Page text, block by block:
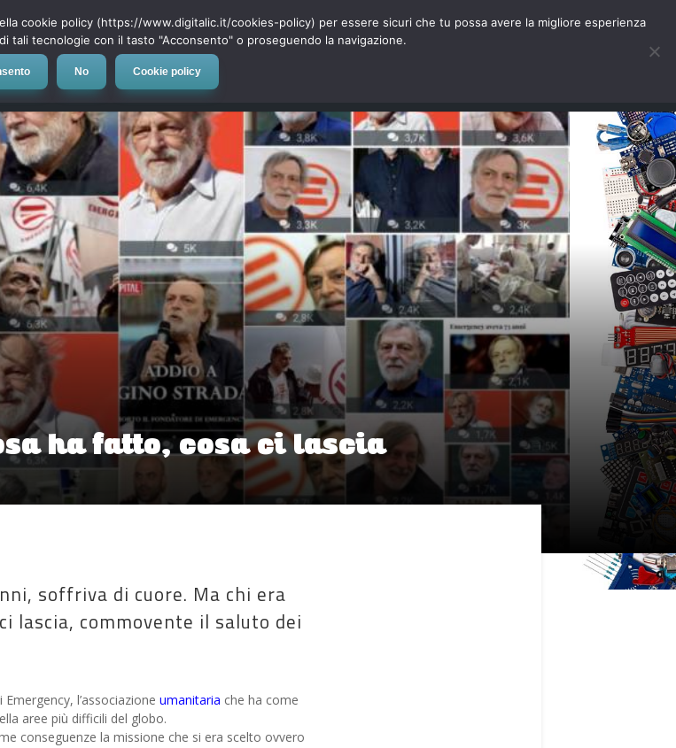
App Automotive Tech-News
ha fatto, cosa ci lascia
soffriva di cuore. Ma chi era
lascia, commovente il saluto dei
l’associazione umanitaria che ha come
aree più difficili del globo.
conseguenze la missione che si era scelto ovvero
cookie policy (https://www.digitalic.it/cookies-policy) per essere sicuri che tu possa avere la migliore esperienza
tali tecnologie con il tasto "Acconsento" o proseguendo la navigazione.
No Cookie policy